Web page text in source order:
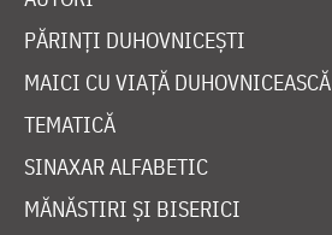
PĂRINȚI DUHOVNICEȘTI
MAICI CU VIAȚĂ DUHOVNICEASCĂ
TEMATICĂ
SINAXAR ALFABETIC
MĂNĂSTIRI ȘI BISERICI